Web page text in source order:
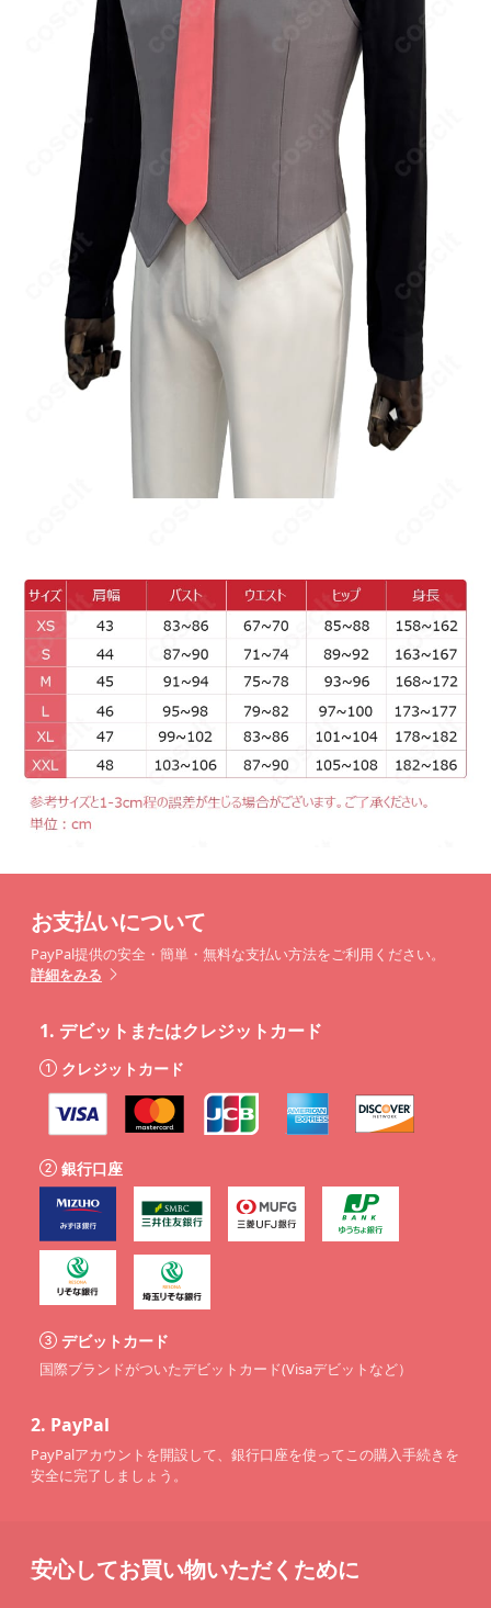
お支払いについて
PayPal提供の安全・簡単・無料な支払い方法をご利用ください。
詳細をみる
1. デビットまたはクレジットカード
クレジットカード
銀行口座
デビットカード
国際ブランドがついたデビットカード(Visaデビットなど）
2. PayPal
PayPalアカウントを開設して、銀行口座を使ってこの購入手続きを
安全に完了しましょう。
安心してお買い物いただくために